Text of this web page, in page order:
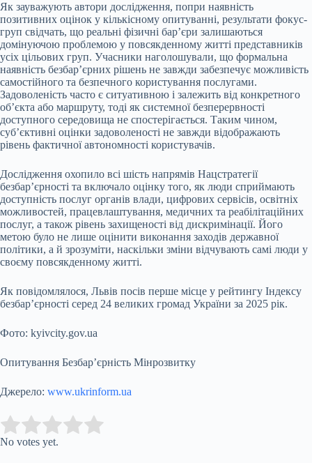
Як зауважують автори дослідження, попри наявність
позитивних оцінок у кількісному опитуванні, результати фокус-
груп свідчать, що реальні фізичні бар’єри залишаються
домінуючою проблемою у повсякденному житті представників
усіх цільових груп. Учасники наголошували, що формальна
наявність безбар’єрних рішень не завжди забезпечує можливість
самостійного та безпечного користування послугами.
Задоволеність часто є ситуативною і залежить від конкретного
об’єкта або маршруту, тоді як системної безперервності
доступного середовища не спостерігається. Таким чином,
суб’єктивні оцінки задоволеності не завжди відображають
рівень фактичної автономності користувачів.
Дослідження охопило всі шість напрямів Нацстратегії
безбар’єрності та включало оцінку того, як люди сприймають
доступність послуг органів влади, цифрових сервісів, освітніх
можливостей, працевлаштування, медичних та реабілітаційних
послуг, а також рівень захищеності від дискримінації. Його
метою було не лише оцінити виконання заходів державної
політики, а й зрозуміти, наскільки зміни відчувають самі люди у
своєму повсякденному житті.
Як повідомлялося, Львів посів перше місце у рейтингу Індексу
безбар’єрності серед 24 великих громад України за 2025 рік.
Фото: kyivcity.gov.ua
Опитування Безбар’єрність Мінрозвитку
Джерело: www.ukrinform.ua
Rate this item:
No votes yet.